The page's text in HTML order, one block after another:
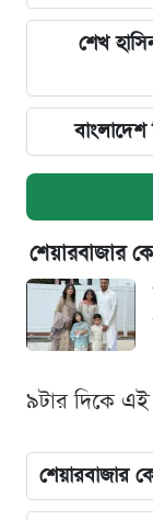
শেখ
শেয়ারবাজার
৯টার দিকে
শেয়ারবাজার